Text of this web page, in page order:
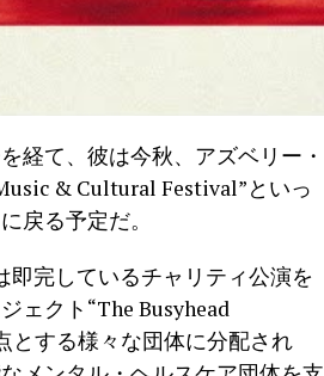
経て、彼は今秋、アズベリー・
& Cultural Festival”といっ
戻る予定だ。
即完しているチャリティ公演を
ェクト“The Busyhead
とする様々な団体に分配され